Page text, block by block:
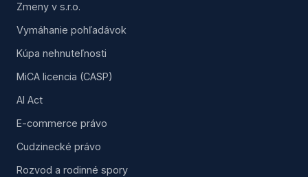
Zmeny v s.r.o.
Vymáhanie pohľadávok
Kúpa nehnuteľnosti
MiCA licencia (CASP)
AI Act
E-commerce právo
Cudzinecké právo
Rozvod a rodinné spory